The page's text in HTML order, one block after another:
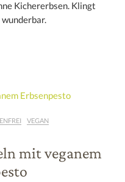
Kichererbsen. Klingt
VEGAN
mit veganem